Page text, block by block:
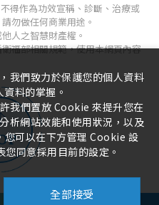
得作為功效宣稱、診斷、治療或
勿做任何商業用途。
人之智慧財產權。
福部相關規範，使用本網頁內容
我們致力於保護您的個人資料
料的掌握。
我們置放 Cookie 來提升您在
析網站效能和使用狀況，以及
您可以在下方管理 Cookie 設
同意採用目前的設定。
全部接受